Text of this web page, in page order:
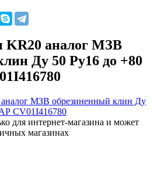
KR20 аналог МЗВ
Ду 50 Ру16 до +80
для интернет-магазина и может
магазинах